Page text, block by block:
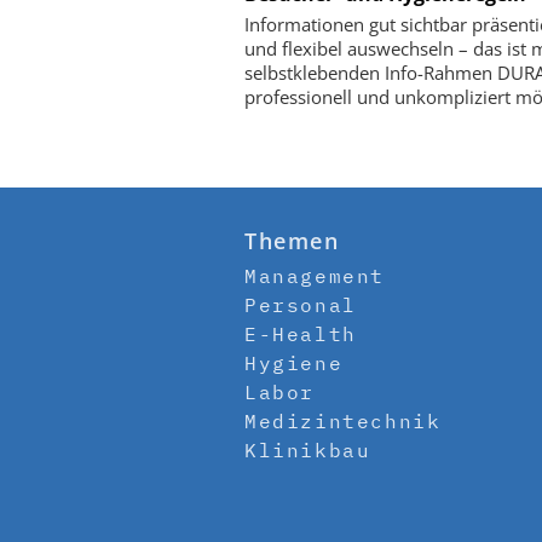
Informationen gut sichtbar
und flexibel auswechseln – das ist
selbstklebenden Info-Rahmen
professionell und unkompliziert
Themen
Management
Personal
E-Health
Hygiene
Labor
Medizintechnik
Klinikbau